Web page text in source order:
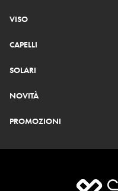
VISO
CAPELLI
SOLARI
NOVITÀ
PROMOZIONI